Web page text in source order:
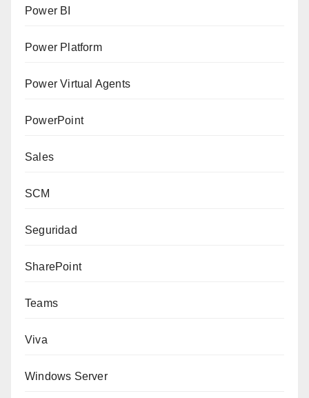
Power BI
Power Platform
Power Virtual Agents
PowerPoint
Sales
SCM
Seguridad
SharePoint
Teams
Viva
Windows Server